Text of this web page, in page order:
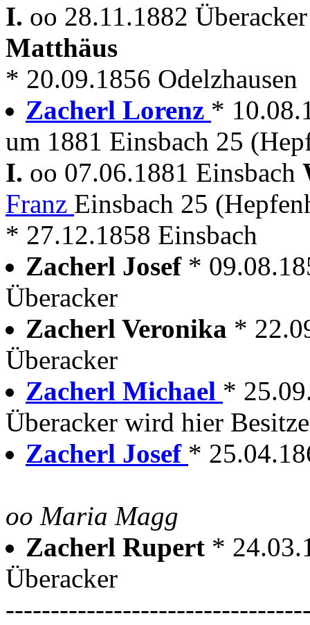
I. oo 28.11.1882
Matthäus
* 20.09.1856 Odelzhausen
Zacherl Lorenz *
um 1881 Einsbach 25
I. oo 07.06.1881 Einsbach
Franz Einsbach 25
* 27.12.1858 Einsbach
Zacherl Josef *
Überacker
Zacherl Veronika *
Überacker
Zacherl Michael *
Überacker wird hier
Zacherl Josef *
oo Maria Magg
Zacherl Rupert *
Überacker